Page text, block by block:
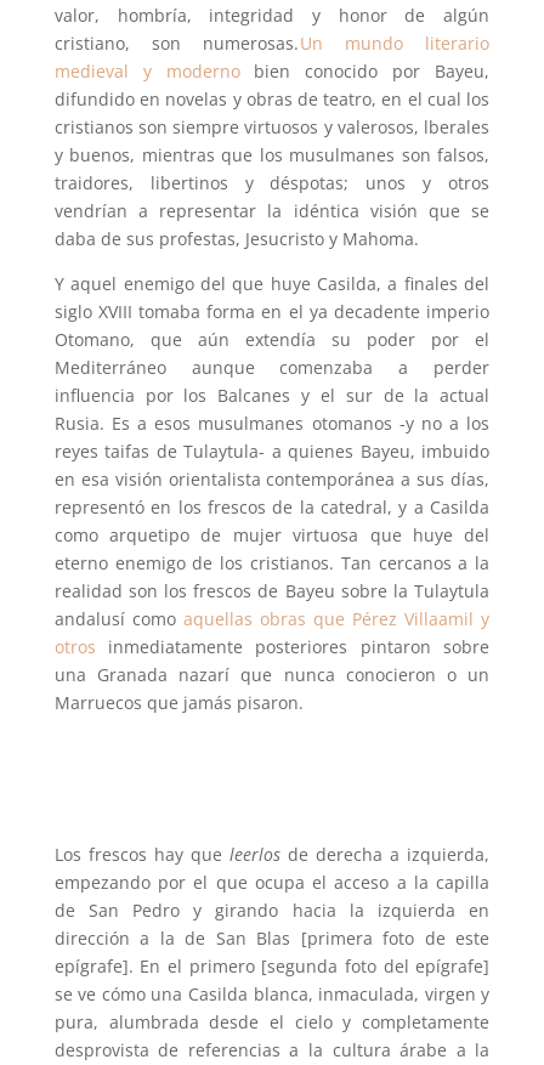
valor, hombría, integridad y honor de algún
cristiano, son numerosas.Un mundo literario
medieval y modernobien conocido por Bayeu,
difundido en novelas y obras de teatro, en el cual los
cristianos son siempre virtuosos y valerosos, lberales
y buenos, mientras que los musulmanes son falsos,
traidores, libertinos y déspotas; unos y otros
vendrían a representar la idéntica visión que se
daba de sus profestas, Jesucristo y Mahoma.
Y aquel enemigo del que huye Casilda, a finales del
siglo XVIII tomaba forma en el ya decadente imperio
Otomano, que aún extendía su poder por el
Mediterráneo aunque comenzaba a perder
influencia por los Balcanes y el sur de la actual
Rusia. Es a esos musulmanes otomanos -y no a los
reyes taifas de Tulaytula- a quienes Bayeu, imbuido
en esa visión orientalista contemporánea a sus días,
representó en los frescos de la catedral, y a Casilda
como arquetipo de mujer virtuosa que huye del
eterno enemigo de los cristianos. Tan cercanos a la
realidad son los frescos de Bayeu sobre la Tulaytula
andalusí como aquellas obras que Pérez Villaamil y
otros inmediatamente posteriores pintaron sobre
una Granada nazarí que nunca conocieron o un
Marruecos que jamás pisaron.
Los frescos hay que leerlos de derecha a izquierda,
empezando por el que ocupa el acceso a la capilla
de San Pedro y girando hacia la izquierda en
dirección a la de San Blas [primera foto de este
epígrafe]. En el primero [segunda foto del epígrafe]
se ve cómo una Casilda blanca, inmaculada, virgen y
pura, alumbrada desde el cielo y completamente
desprovista de referencias a la cultura árabe a la